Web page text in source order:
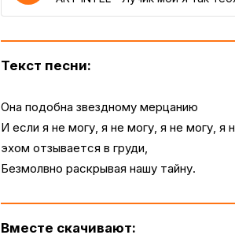
Текст песни:
Она подобна звездному мерцанию
И если я не могу, я не могу, я не могу, я
эхом отзывается в груди,
Безмолвно раскрывая нашу тайну.
Вместе скачивают: